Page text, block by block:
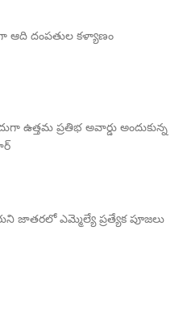
ఆది దంపతుల కళ్యాణం
ఉత్తమ ప్రతిభ అవార్డు అందుకున్న
జాతరలో ఎమ్మెల్యే ప్రత్యేక పూజలు